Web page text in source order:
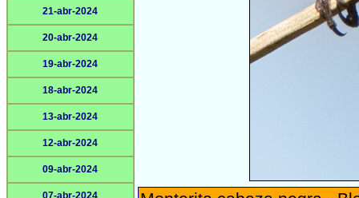
21-abr-2024
20-abr-2024
19-abr-2024
18-abr-2024
13-abr-2024
12-abr-2024
09-abr-2024
07-abr-2024